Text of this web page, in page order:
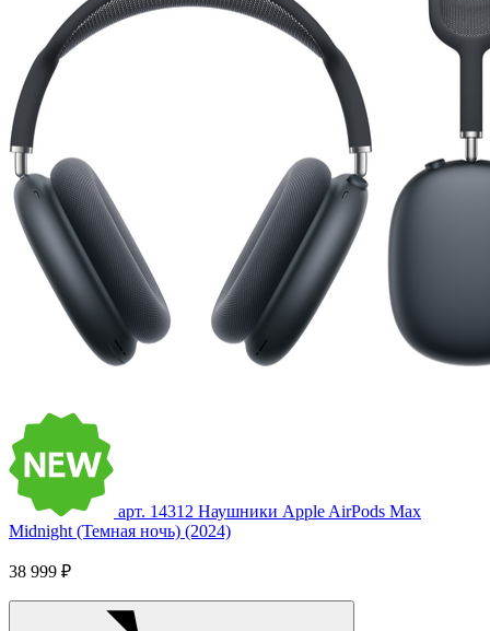
арт. 14312 Наушники Apple AirPods Max
Midnight (Темная ночь) (2024)
38 999 ₽